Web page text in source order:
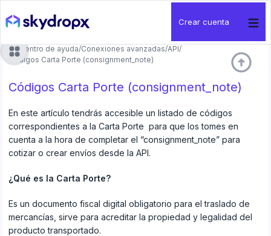
Crear cuenta
Centro de ayuda/Conexiones avanzadas/API/
Códigos Carta Porte (consignment_note)
Códigos Carta Porte (consignment_note)
En este artículo tendrás accesible un listado de códigos
correspondientes a la Carta Porte para que los tomes en
cuenta a la hora de completar el “consignment_note” para
cotizar o crear envíos desde la API.
¿Qué es la Carta Porte?
Es un documento fiscal digital obligatorio para el traslado de
mercancías, sirve para acreditar la propiedad y legalidad del
producto transportado.
arrow_circle_up